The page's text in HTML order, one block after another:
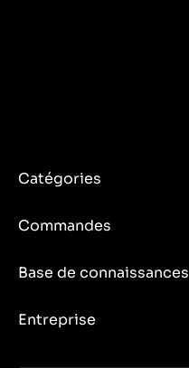
Catégories
Commandes
Base de connaissances
Entreprise